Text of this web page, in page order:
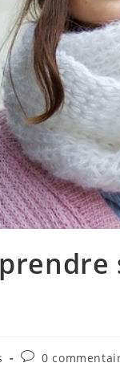
Commentaires
0